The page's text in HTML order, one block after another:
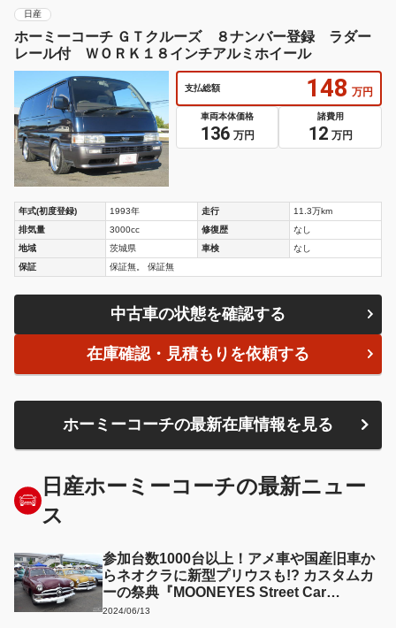
日産
ホーミーコーチ ＧＴクルーズ ８ナンバー登録 ラダー
レール付 ＷＯＲＫ１８インチアルミホイール
支払総額 148 万円
車両本体価格
136 万円
諸費用
12 万円
年式(初度登録) 1993年 走行
11.3万km
排気量
3000cc 修復歴
なし
地域
茨城県 車検
なし
保証
保証無。 保証無
中古車の状態を確認する
在庫確認・見積もりを依頼する
ホーミーコーチの最新在庫情報を見る
日産ホーミーコーチの最新ニュー
ス
参加台数1000台以上！アメ車や国産旧車か
らネオクラに新型プリウスも!? カスタムカ
ーの祭典『MOONEYES Street Car
Nationals』を見てみよう!!
2024/06/13